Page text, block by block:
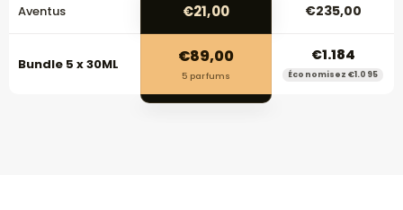
Aventus €21,00 €235,00
Bundle 5 x 30ML €89,00
5 parfums
€1.184
Économisez €1.095